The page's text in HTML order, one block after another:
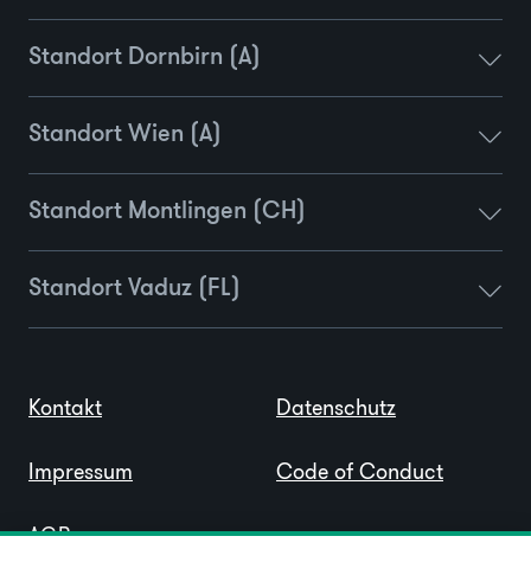
Standort Dornbirn (A)
Standort Wien (A)
Standort Montlingen (CH)
Standort Vaduz (FL)
Kontakt
Impressum
AGB
Datenschutz
Code of Conduct